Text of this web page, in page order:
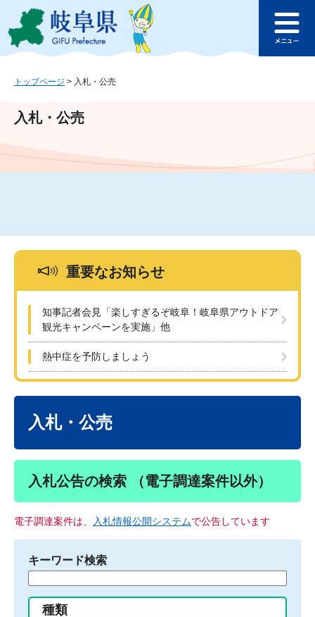
ジ
ュ
文
このページの本文へ
ュ
トップページ > 入札・公売
入札・公売
重要なお知らせ
知事記者会見「楽しすぎるぞ岐阜！岐阜県アウトドア
観光キャンペーンを実施」他
熱中症を予防しましょう
入札・公売
入札公告の検索 （電子調達案件以外）
電子調達案件は、 入札情報公開システムで公告しています
キーワード検索
種類